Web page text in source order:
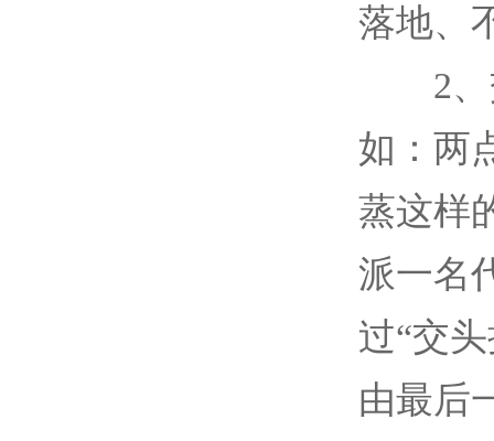
落地、
2、交
如：两
蒸这样
派一名
过“交
由最后